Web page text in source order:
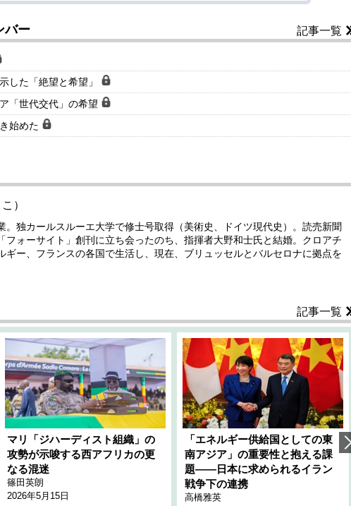
バー 記事一覧
した「絶望と希望」
「世代交代」の希望
始めた
）
。独カールスルーエ大学で修士号取得（美術史、ドイツ現代史）。読売新聞
フォーサイト」創刊に立ち会ったのち、指揮者大野和士氏と結婚。クロアチ
ギー、フランスの各国で生活し、現在、ブリュッセルとバルセロナに拠点を
記事一覧
マリ「ジハーディスト組織」の
攻勢が示唆する西アフリカの更
なる混迷
篠田英朗
2026年5月15日
「エネルギー供給国としての東
南アジア」の重要性と抱える課
題――日本に求められるイラン
戦争下の連携
高橋雅英